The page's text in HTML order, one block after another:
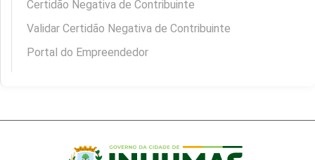
Certidão Negativa de Contribuinte
Validar Certidão Negativa de Contribuinte
Portal do Empreendedor